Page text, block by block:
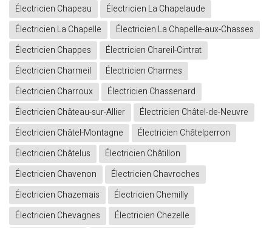
Électricien Chapeau
Électricien La Chapelaude
Électricien La Chapelle
Électricien La Chapelle-aux-Chasses
Électricien Chappes
Électricien Chareil-Cintrat
Électricien Charmeil
Électricien Charmes
Électricien Charroux
Électricien Chassenard
Électricien Château-sur-Allier
Électricien Châtel-de-Neuvre
Électricien Châtel-Montagne
Électricien Châtelperron
Électricien Châtelus
Électricien Châtillon
Électricien Chavenon
Électricien Chavroches
Électricien Chazemais
Électricien Chemilly
Électricien Chevagnes
Électricien Chezelle